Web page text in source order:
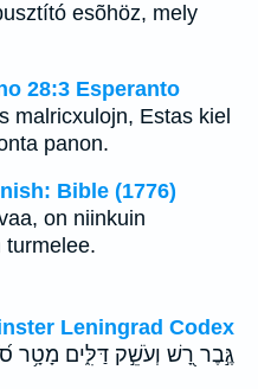
esõhöz, mely
28:3 Esperanto
malricxulojn, Estas kiel
panon.
Bible (1776)
on niinkuin
turmelee.
Leningrad Codex
גֶּ֣בֶר רָ֭שׁ וְעֹשֵׁ֣ק דַּלִּ֑ים מָטָ֥ר